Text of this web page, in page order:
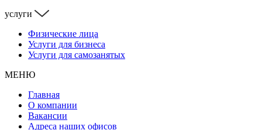
услуги
Физические лица
Услуги для бизнеса
Услуги для самозанятых
МЕНЮ
Главная
О компании
Вакансии
Адреса наших офисов